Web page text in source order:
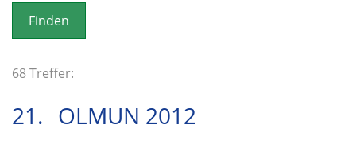
o
n
68 Treffer:
21. OLMUN 2012